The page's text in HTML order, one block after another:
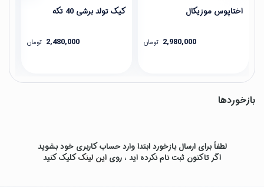
اختاپوس موزیکال
2,980,000 تومان
کیک تولد برشی 40 تکه
2,480,000 تومان
بازخوردها
لطفاً برای ارسال بازخورد ابتدا وارد حساب کاربری خود بشوید
اگر تاکنون ثبت نام نکرده اید ، روی این لینککلیک کنید